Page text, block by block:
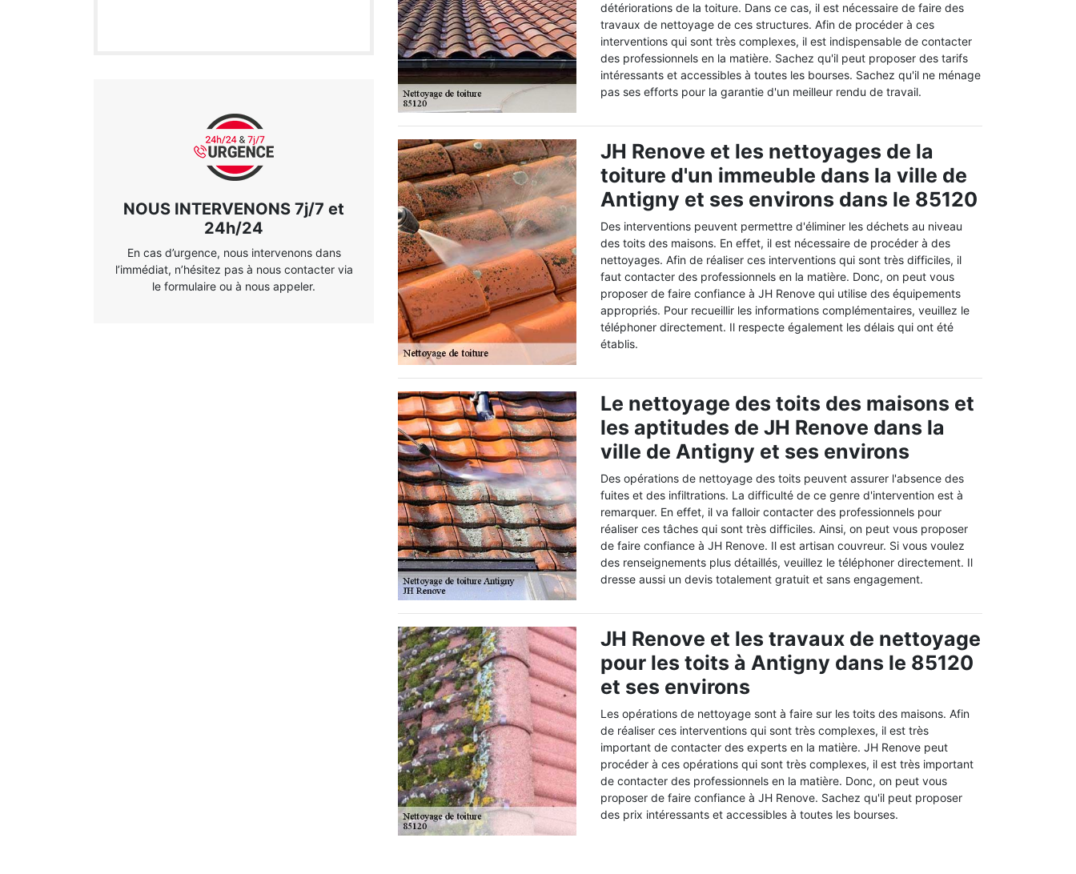
NOUS INTERVENONS 7j/7 et
24h/24
En cas d’urgence, nous intervenons dans
l’immédiat, n’hésitez pas à nous contacter via
le formulaire ou à nous appeler.
détériorations de la toiture. Dans ce cas, il est nécessaire de faire des
travaux de nettoyage de ces structures. Afin de procéder à ces
interventions qui sont très complexes, il est indispensable de contacter
des professionnels en la matière. Sachez qu'il peut proposer des tarifs
intéressants et accessibles à toutes les bourses. Sachez qu'il ne ménage
pas ses efforts pour la garantie d'un meilleur rendu de travail.
JH Renove et les nettoyages de la
toiture d'un immeuble dans la ville de
Antigny et ses environs dans le 85120
Des interventions peuvent permettre d'éliminer les déchets au niveau
des toits des maisons. En effet, il est nécessaire de procéder à des
nettoyages. Afin de réaliser ces interventions qui sont très difficiles, il
faut contacter des professionnels en la matière. Donc, on peut vous
proposer de faire confiance à JH Renove qui utilise des équipements
appropriés. Pour recueillir les informations complémentaires, veuillez le
téléphoner directement. Il respecte également les délais qui ont été
établis.
Le nettoyage des toits des maisons et
les aptitudes de JH Renove dans la
ville de Antigny et ses environs
Des opérations de nettoyage des toits peuvent assurer l'absence des
fuites et des infiltrations. La difficulté de ce genre d'intervention est à
remarquer. En effet, il va falloir contacter des professionnels pour
réaliser ces tâches qui sont très difficiles. Ainsi, on peut vous proposer
de faire confiance à JH Renove. Il est artisan couvreur. Si vous voulez
des renseignements plus détaillés, veuillez le téléphoner directement. Il
dresse aussi un devis totalement gratuit et sans engagement.
JH Renove et les travaux de nettoyage
pour les toits à Antigny dans le 85120
et ses environs
Les opérations de nettoyage sont à faire sur les toits des maisons. Afin
de réaliser ces interventions qui sont très complexes, il est très
important de contacter des experts en la matière. JH Renove peut
procéder à ces opérations qui sont très complexes, il est très important
de contacter des professionnels en la matière. Donc, on peut vous
proposer de faire confiance à JH Renove. Sachez qu'il peut proposer
des prix intéressants et accessibles à toutes les bourses.